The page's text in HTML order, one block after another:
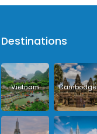
Destinations
Vietnam Cambodge